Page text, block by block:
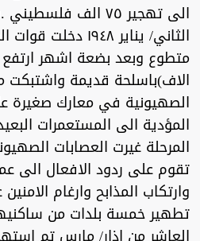
الى تهجير ٧٥ الف
الثاني/ يناير
متطوع وبعد بضعة اشهر ارتفع
الاف)باسلحة قديمة واشتبكت
الصهيونية في معارك صغيرة
المؤدية الى المستعمرات
المرحلة غيرت العصابات
تقوم على ردود الافعال الى
وارتكاب المذابح وارغام
تطهير خمسة بلدات من